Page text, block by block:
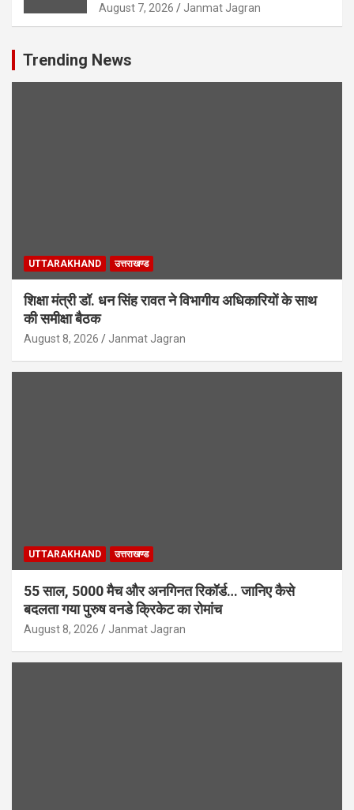
August 7, 2026 Janmat Jagran
Trending News
UTTARAKHAND उत्तराखण्ड
शिक्षा मंत्री डॉ. धन सिंह रावत ने विभागीय अधिकारियों के साथ
की समीक्षा बैठक
August 8, 2026 Janmat Jagran
UTTARAKHAND उत्तराखण्ड
55 साल, 5000 मैच और अनगिनत रिकॉर्ड… जानिए कैसे
बदलता गया पुरुष वनडे क्रिकेट का रोमांच
August 8, 2026 Janmat Jagran